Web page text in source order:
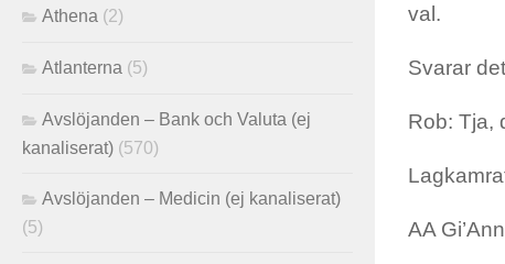
val.
Svarar
Rob: Tja,
AA
Athena (2)
Atlanterna (5)
Avslöjanden – Bank och Valuta (ej
kanaliserat) (570)
Avslöjanden – Medicin (ej kanaliserat)
(5)